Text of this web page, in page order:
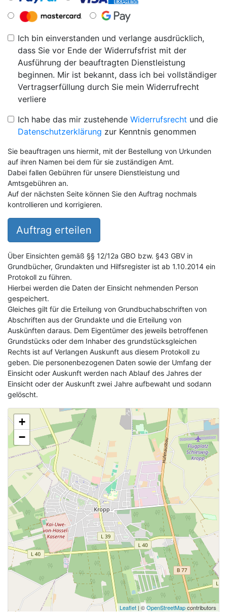
Ich bin einverstanden und verlange ausdrücklich,
dass Sie vor Ende der Widerrufsfrist mit der
Ausführung der beauftragten Dienstleistung
beginnen. Mir ist bekannt, dass ich bei vollständiger
Vertragserfüllung durch Sie mein Widerrufrecht
verliere
Ich habe das mir zustehende Widerrufsrecht und die
Datenschutzerklärung zur Kenntnis genommen
Sie beauftragen uns hiermit, mit der Bestellung von Urkunden
auf ihren Namen bei dem für sie zuständigen Amt.
Dabei fallen Gebühren für unsere Dienstleistung und
Amtsgebühren an.
Auf der nächsten Seite können Sie den Auftrag nochmals
kontrollieren und korrigieren.
Auftrag erteilen
Über Einsichten gemäß §§ 12/12a GBO bzw. §43 GBV in
Grundbücher, Grundakten und Hilfsregister ist ab 1.10.2014 ein
Protokoll zu führen.
Hierbei werden die Daten der Einsicht nehmenden Person
gespeichert.
Gleiches gilt für die Erteilung von Grundbuchabschriften von
Abschriften aus der Grundakte und die Erteilung von
Auskünften daraus. Dem Eigentümer des jeweils betroffenen
Grundstücks oder dem Inhaber des grundstücksgleichen
Rechts ist auf Verlangen Auskunft aus diesem Protokoll zu
geben. Die personenbezogenen Daten sowie der Umfang der
Einsicht oder Auskunft werden nach Ablauf des Jahres der
Einsicht oder der Auskunft zwei Jahre aufbewaht und sodann
gelöscht.
+
−
Leaflet | ©OpenStreetMapcontributors